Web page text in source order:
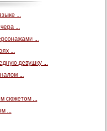
...
...
...
...
девушку ...
...
сюжетом ...
...